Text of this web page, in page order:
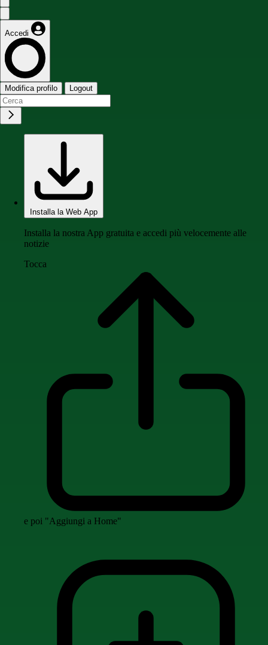
Accedi
Modifica profilo Logout
Installa la Web App
Installa la nostra App gratuita e accedi più velocemente alle
notizie
Tocca
e poi "Aggiungi a Home"